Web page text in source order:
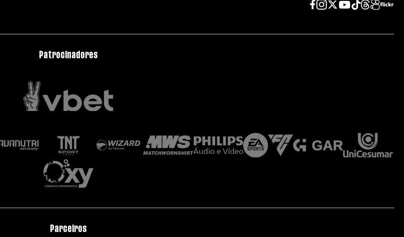
Patrocinadores
Parceiros